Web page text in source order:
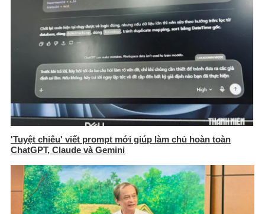
'Tuyệt chiêu' viết prompt mới giúp làm chủ hoàn toàn
ChatGPT, Claude và Gemini